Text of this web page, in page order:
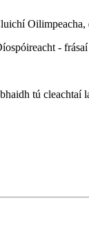
Oilimpeacha,
-
tú cleachtaí